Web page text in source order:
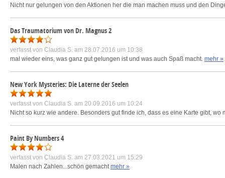
Nicht nur gelungen von den Aktionen her die man machen muss und den
Das Traumatorium von Dr. Magnus 2
verfasst von Claudia S. am 28.07.2016 um 10:38
mal wieder eins, was ganz gut gelungen ist und was auch Spaß macht. mehr »
New York Mysteries: Die Laterne der Seelen
verfasst von Claudia S. am 20.09.2016 um 10:24
Nicht so kurz wie andere. Besonders gut finde ich, dass es eine Karte gibt,
Paint By Numbers 4
verfasst von Claudia S. am 27.03.2021 um 15:29
Malen nach Zahlen...schön gemachtmehr »